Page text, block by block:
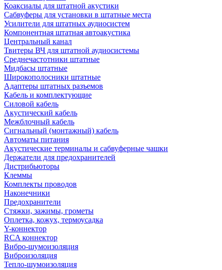
Коаксиалы для штатной акустики
Сабвуферы для установки в штатные места
Усилители для штатных аудиосистем
Компонентная штатная автоакустика
Центральный канал
Твитеры ВЧ для штатной аудиосистемы
Среднечастотники штатные
Мидбасы штатные
Широкополосники штатные
Адаптеры штатных разъемов
Кабель и комплектующие
Силовой кабель
Акустический кабель
Межблочный кабель
Сигнальный (монтажный) кабель
Автоматы питания
Акустические терминалы и сабвуферные чашки
Держатели для предохранителей
Дистрибьюторы
Клеммы
Комплекты проводов
Наконечники
Предохранители
Стяжки, зажимы, грометы
Оплетка, кожух, термоусадка
Y-коннектор
RCA коннектор
Вибро-шумоизоляция
Виброизоляция
Тепло-шумоизоляция